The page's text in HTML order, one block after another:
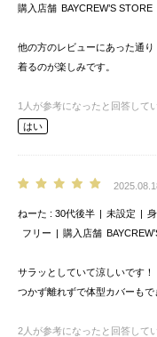
購入店舗 BAYCREW’S STORE
他の方のレビューにあった通り
着るのが楽しみです。
1 人が参考になったと回答して
はい
ねーた 30代後半 未設定
フリー
購入店舗
サラッとしていて涼しいです！
つかず離れずで体型カバーもで
2 人が参考になったと回答して